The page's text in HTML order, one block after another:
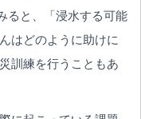
ると、「浸水する可能
はどのように助けに
訓練を行うこともあ